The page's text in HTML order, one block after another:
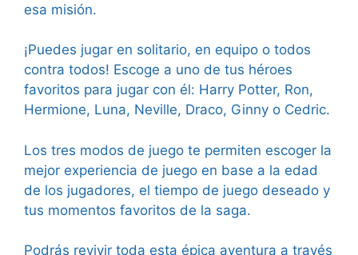
esa misión.
¡Puedes jugar en solitario, en equipo o todos
contra todos! Escoge a uno de tus héroes
favoritos para jugar con él: Harry Potter, Ron,
Hermione, Luna, Neville, Draco, Ginny o Cedric.
Los tres modos de juego te permiten escoger la
mejor experiencia de juego en base a la edad
de los jugadores, el tiempo de juego deseado y
tus momentos favoritos de la saga.
Podrás revivir toda esta épica aventura a través